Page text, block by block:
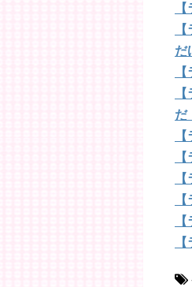
だ
だ